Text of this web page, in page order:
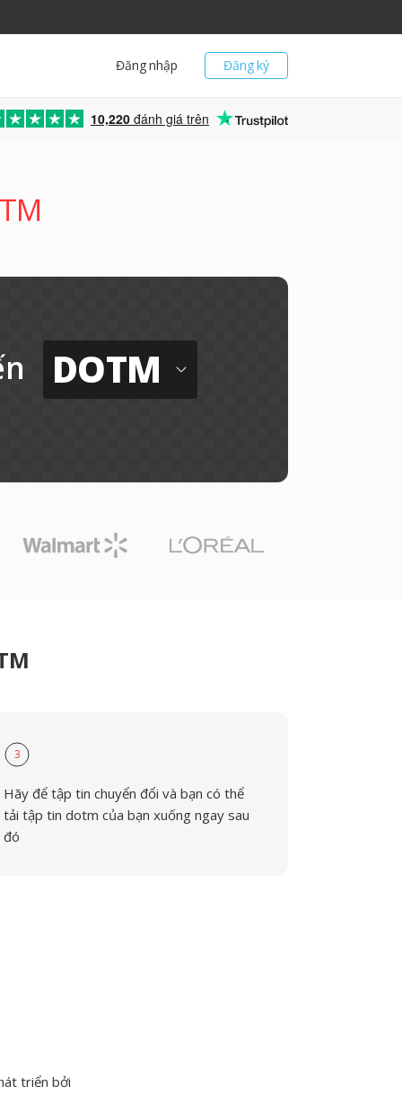
Đăng ký
Đăng nhập
10,220 đánh giá trên
DOTM
3
Hãy để tập tin chuyển đổi và bạn có thể
tải tập tin dotm của bạn xuống ngay sau
đó
triển bởi